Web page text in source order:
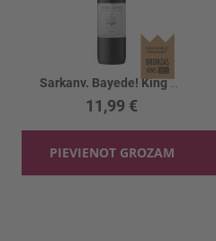
Sarkanv. Bayede! King Goodwill Jubilee 14%
11,99 €
PIEVIENOT GROZAM